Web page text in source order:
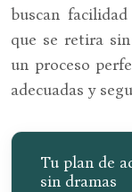
buscan
que se retira
un proceso
adecuadas y
Tu plan de
sin dramas